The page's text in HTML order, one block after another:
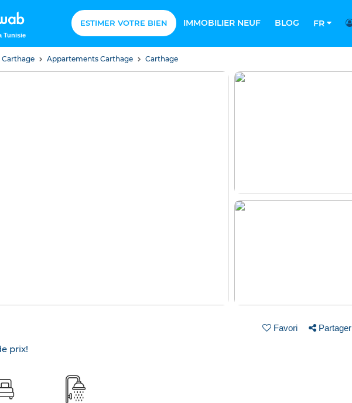
Tunisie
ESTIMER VOTRE BIEN IMMOBILIER NEUF BLOG FR
Appartements Carthage Carthage
Favori Partager
prix!